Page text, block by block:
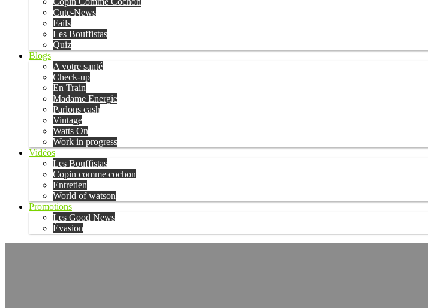
Cute-News
Fails
Les Bouffistas
Quiz
Blogs
A votre santé
Check-up
En Train
Madame Energie
Parlons cash
Vintage
Watts On
Work in progress
Vidéos
Les Bouffistas
Copin comme cochon
Entretien
World of watson
Promotions
Les Good News
Évasion